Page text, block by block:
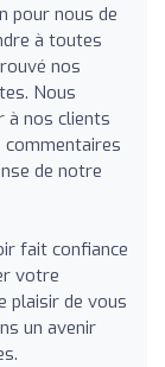
pour nous de
à toutes
nos
Nous
nos clients
commentaires
de notre
fait confiance
votre
plaisir de vous
un avenir